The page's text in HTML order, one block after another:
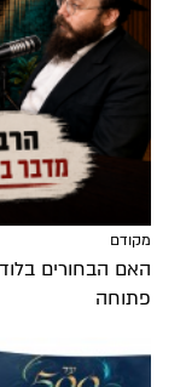
מקודם
האם הבחורים
פתוחה